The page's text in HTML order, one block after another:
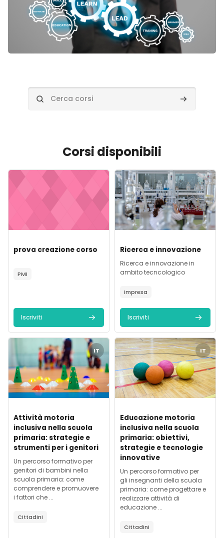
Cerca corsi Cerca corsi
Corsi disponibili
Immagine del corso" prova creazione corso
Immagine del corso
Titolo del corso
prova creazione corso
PMI
Iscriviti
Immagine del corso" Ricerca
Immagine del corso
Titolo del corso
Ricerca e innovazione
Testo introduttivo corso:
Ricerca e innovazione in
ambito tecncologico
Impresa
Iscriviti
IT
Immagine del corso" Attività motoria inclusiva nella scuola
Immagine del corso
Titolo del corso
Attività motoria
inclusiva nella scuola
primaria: strategie e
strumenti per i genitori
Testo introduttivo corso:
Un percorso formativo per
genitori di bambini nella
scuola primaria: come
comprendere e promuovere
i fattori che ...
Cittadini
IT
Immagine del corso"
Immagine del corso
Titolo del corso
Educazione motoria
inclusiva nella scuola
primaria: obiettivi,
strategie e tecnologie
innovative
Testo introduttivo corso:
Un percorso formativo per
gli insegnanti della scuola
primaria: come progettare e
realizzare attività di
educazione ...
Cittadini